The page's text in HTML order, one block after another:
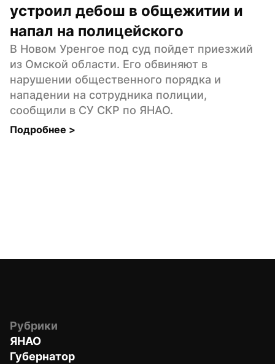
устроил дебош в общежитии и
напал на полицейского
В Новом Уренгое под суд пойдет приезжий
из Омской области. Его обвиняют в
нарушении общественного порядка и
нападении на сотрудника полиции,
сообщили в СУ СКР по ЯНАО.
Подробнее >
Рубрики
ЯНАО
Губернатор